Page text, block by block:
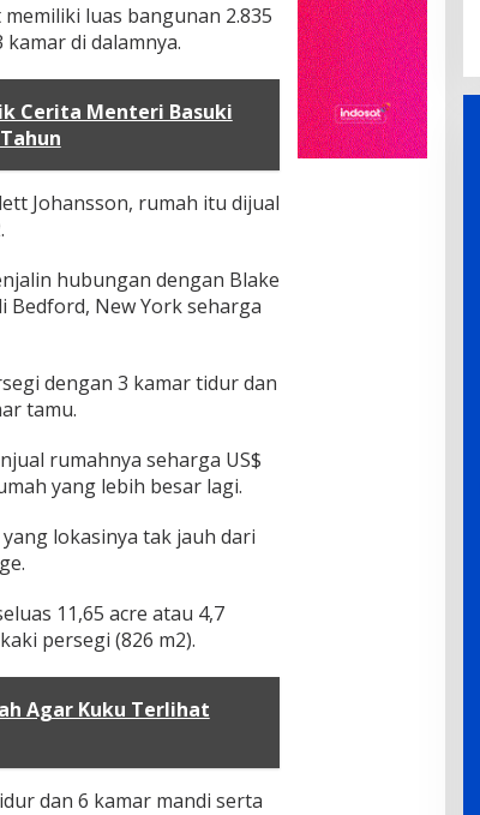
luas bangunan 2.835
di dalamnya.
Cerita Menteri Basuki
Johansson, rumah itu dijual
hubungan dengan Blake
Bedford, New York seharga
dengan 3 kamar tidur dan
tamu.
rumahnya seharga US$
yang lebih besar lagi.
lokasinya tak jauh dari
11,65 acre atau 4,7
persegi (826 m2).
Agar Kuku Terlihat
dan 6 kamar mandi serta